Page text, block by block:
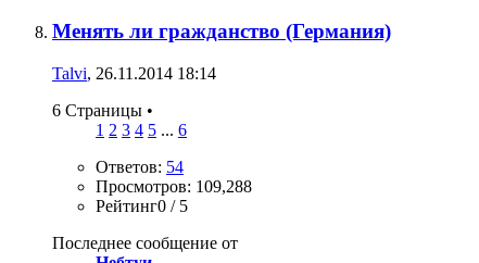
Менять ли гражданство (Германия)
Talvi, 26.11.2014 18:14
6 Страницы •
1 2 3 4 5 ... 6
Ответов: 54
Просмотров: 109,288
Рейтинг0 / 5
Последнее сообщение от